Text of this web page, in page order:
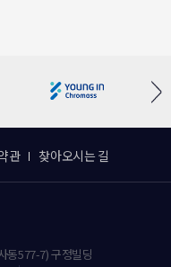
관 찾아오시는 길
동577-7) 구정빌딩